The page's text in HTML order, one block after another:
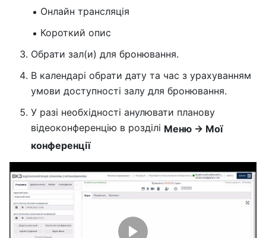
Онлайн трансляція
Короткий опис
Обрати зал(и) для бронювання.
В календарі обрати дату та час з урахуванням
умови доступності залу для бронювання.
У разі необхідності анулювати планову
відеоконференцію в розділі Меню → Мої
конференції